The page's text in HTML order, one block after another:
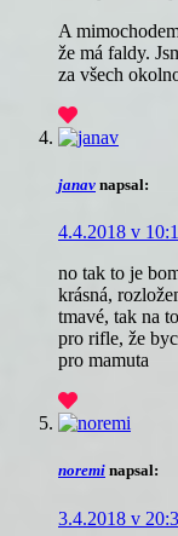
A
že má faldy.
za všech
janav napsal:
4.4.2018 v
no tak to je
krásná,
tmavé, tak na
pro rifle, že
pro mamuta
noremi napsal:
3.4.2018 v